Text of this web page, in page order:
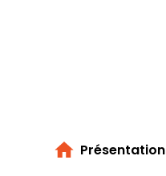
Présentation